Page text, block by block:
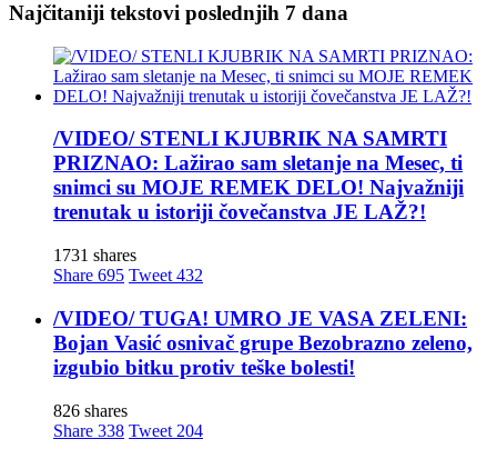
Najčitaniji tekstovi poslednjih 7 dana
/VIDEO/ STENLI KJUBRIK NA SAMRTI
PRIZNAO: Lažirao sam sletanje na Mesec, ti
snimci su MOJE REMEK DELO! Najvažniji
trenutak u istoriji čovečanstva JE LAŽ?!
1731 shares
Share 695 Tweet 432
/VIDEO/ TUGA! UMRO JE VASA ZELENI:
Bojan Vasić osnivač grupe Bezobrazno zeleno,
izgubio bitku protiv teške bolesti!
826 shares
Share 338 Tweet 204